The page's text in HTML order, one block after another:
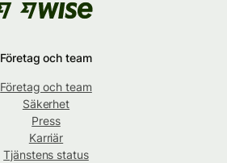
Företag och team
Företag och team
Säkerhet
Press
Karriär
Tjänstens status